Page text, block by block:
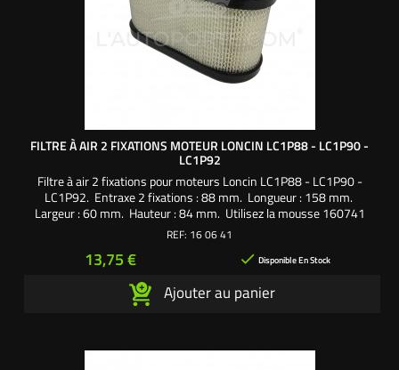
FILTRE À AIR 2 FIXATIONS MOTEUR LONCIN LC1P88 - LC1P90 -
LC1P92
Filtre à air 2 fixations pour moteurs Loncin LC1P88 - LC1P90 -
LC1P92. Entraxe 2 fixations : 88 mm. Longueur : 158 mm.
Largeur : 60 mm. Hauteur : 84 mm. Utilisez la mousse 160741
REF: 16 06 41
Prix
13,75 €  Disponible En Stock
Ajouter au panier